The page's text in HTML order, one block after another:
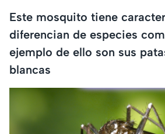
Este mosquito tiene
diferencian de especies
ejemplo de ello son sus
blancas